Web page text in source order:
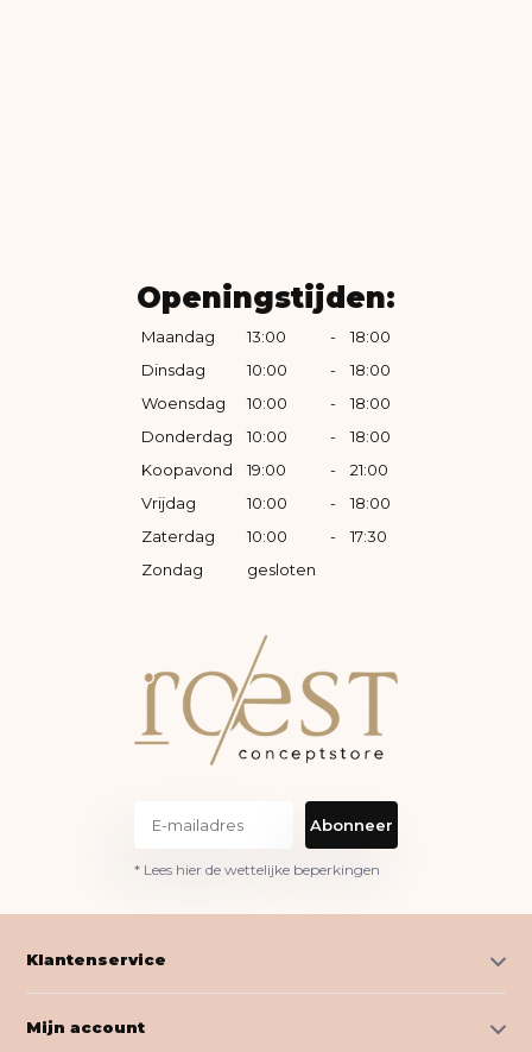
Openingstijden:
Maandag 13:00 -
18:00
Dinsdag
10:00 -
18:00
Woensdag
10:00 -
18:00
Donderdag
10:00 -
18:00
Koopavond
19:00 -
21:00
Vrijdag
10:00 -
18:00
Zaterdag
10:00 -
17:30
Zondag
gesloten
Abonneer
* Lees hier de wettelijke beperkingen
Klantenservice
Mijn account